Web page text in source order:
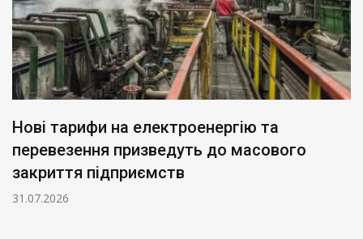
Нові тарифи на електроенергію та
перевезення призведуть до масового
закриття підприємств
31.07.2026